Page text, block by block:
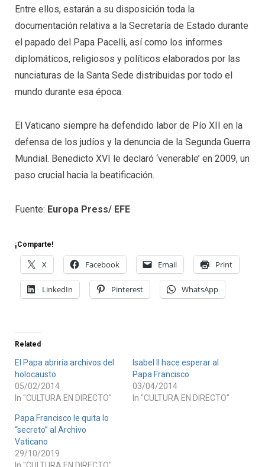
Entre ellos, estarán a su disposición toda la
documentación relativa a la Secretaría de Estado durante
el papado del Papa Pacelli, así como los informes
diplomáticos, religiosos y políticos elaborados por las
nunciaturas de la Santa Sede distribuidas por todo el
mundo durante esa época.
El Vaticano siempre ha defendido labor de Pío XII en la
defensa de los judíos y la denuncia de la Segunda Guerra
Mundial. Benedicto XVI le declaró ‘venerable’ en 2009, un
paso crucial hacia la beatificación.
Fuente: Europa Press/ EFE
¡Comparte!
X Facebook Email Print
LinkedIn Pinterest WhatsApp
Related
El Papa abriría archivos del
holocausto
05/02/2014
In "CULTURA EN DIRECTO"
Isabel II hace esperar al
Papa Francisco
03/04/2014
In "CULTURA EN DIRECTO"
Papa Francisco le quita lo
“secreto” al Archivo
Vaticano
29/10/2019